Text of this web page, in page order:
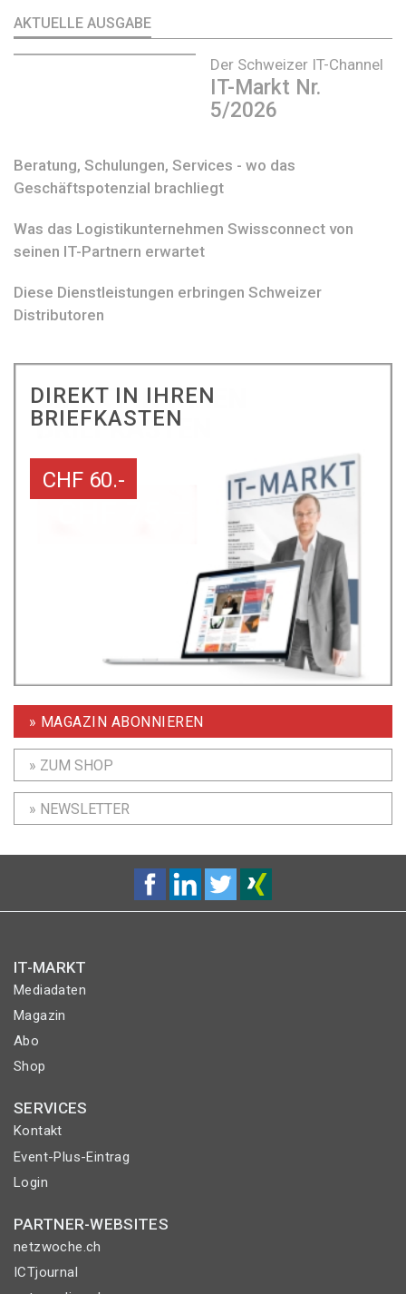
AKTUELLE AUSGABE
Der Schweizer IT-Channel
IT-Markt Nr.
5/2026
Beratung, Schulungen, Services - wo das
Geschäftspotenzial brachliegt
Was das Logistikunternehmen Swissconnect von
seinen IT-Partnern erwartet
Diese Dienstleistungen erbringen Schweizer
Distributoren
DIREKT IN IHREN
BRIEFKASTEN
CHF 60.-
» MAGAZIN ABONNIEREN
» ZUM SHOP
» NEWSLETTER
IT-MARKT
Mediadaten
Magazin
Abo
Shop
SERVICES
Kontakt
Event-Plus-Eintrag
Login
PARTNER-WEBSITES
netzwoche.ch
ICTjournal